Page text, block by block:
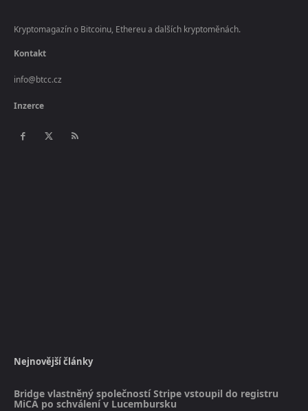
Kryptomagazín o Bitcoinu, Ethereu a dalších kryptoměnách.
Kontakt
info@btcc.cz
Inzerce
Nejnovější články
Bridge vlastněný společností Stripe vstoupil do registru
MiCA po schválení v Lucembursku